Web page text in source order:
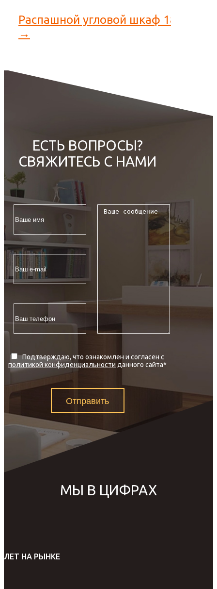
Распашной угловой шкаф 18
→
ЕСТЬ ВОПРОСЫ?
СВЯЖИТЕСЬ С НАМИ
Подтверждаю, что ознакомлен и согласен с
политикой конфиденциальности данного сайта*
Отправить
МЫ В ЦИФРАХ
ЛЕТ НА РЫНКЕ